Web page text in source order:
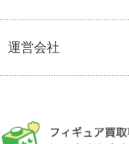
運営会社